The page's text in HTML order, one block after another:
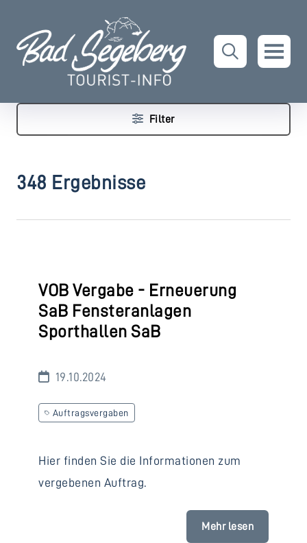
348 Ergebnisse
VOB Vergabe - Erneuerung
SaB Fensteranlagen
Sporthallen SaB
19.10.2024
Auftragsvergaben
Hier finden Sie die Informationen zum
vergebenen Auftrag.
Mehr lesen
Filter